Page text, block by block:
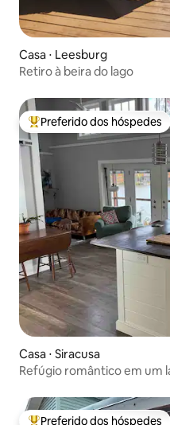
Casa ⋅ Leesburg
Retiro à beira do lago
Entre os melhores
Preferido dos hóspedes
Casa ⋅ Siracusa
Refúgio romântico em um
Preferido dos hóspedes